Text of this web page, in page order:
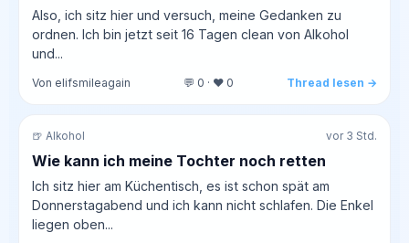
Also, ich sitz hier und versuch, meine Gedanken zu
ordnen. Ich bin jetzt seit 16 Tagen clean von Alkohol
und...
Von elifsmileagain 💬 0 · ❤️ 0 Thread lesen →
🍺 Alkohol vor 3 Std.
Wie kann ich meine Tochter noch retten
Ich sitz hier am Küchentisch, es ist schon spät am
Donnerstagabend und ich kann nicht schlafen. Die Enkel
liegen oben...